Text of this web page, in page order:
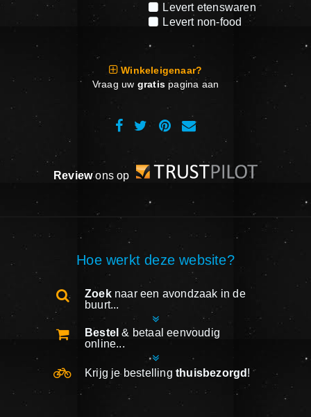
Levert etenswaren
Levert non-food
Winkeleigenaar?
Vraag uw gratispagina aan
Reviewons op
Hoe werkt deze website?
Zoeknaar een avondzaak in de
buurt...
Bestel & betaal eenvoudig
online...
Krijg je bestelling thuisbezorgd !